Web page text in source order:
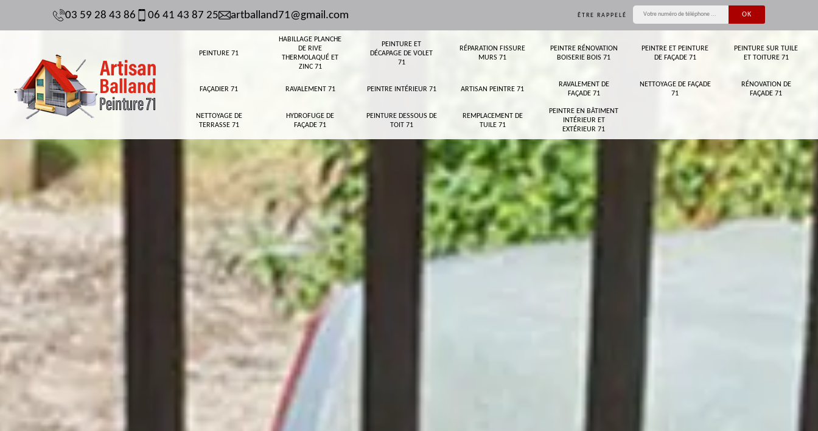
03 59 28 43 86 06 41 43 87 25 artballand71@gmail.com ÊTRE RAPPELÉ
PEINTURE 71
HABILLAGE PLANCHE
DE RIVE
THERMOLAQUÉ ET
ZINC 71
PEINTURE ET
DÉCAPAGE DE VOLET
71
RÉPARATION FISSURE
MURS 71
PEINTRE RÉNOVATION
BOISERIE BOIS 71
PEINTRE ET PEINTURE
DE FAÇADE 71
PEINTURE SUR TUILE
ET TOITURE 71
FAÇADIER 71 RAVALEMENT 71 PEINTRE INTÉRIEUR 71 ARTISAN PEINTRE 71
RAVALEMENT DE
FAÇADE 71
NETTOYAGE DE FAÇADE
71
RÉNOVATION DE
FAÇADE 71
NETTOYAGE DE
TERRASSE 71
HYDROFUGE DE
FAÇADE 71
PEINTURE DESSOUS DE
TOIT 71
REMPLACEMENT DE
TUILE 71
PEINTRE EN BÂTIMENT
INTÉRIEUR ET
EXTÉRIEUR 71